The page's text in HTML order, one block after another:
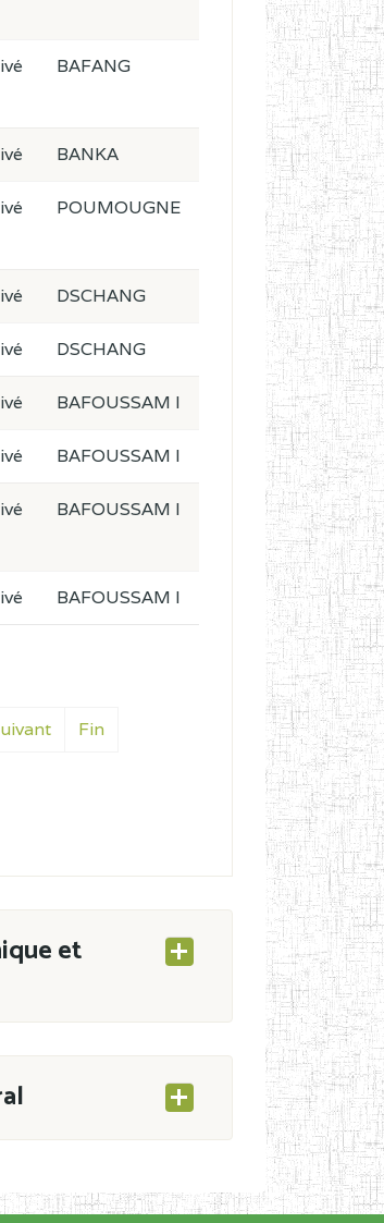
Fin
BAFANG
BANKA
POUMOUGNE
DSCHANG
DSCHANG
BAFOUSSAM I
BAFOUSSAM I
BAFOUSSAM I
BAFOUSSAM I
et
portant ouverture